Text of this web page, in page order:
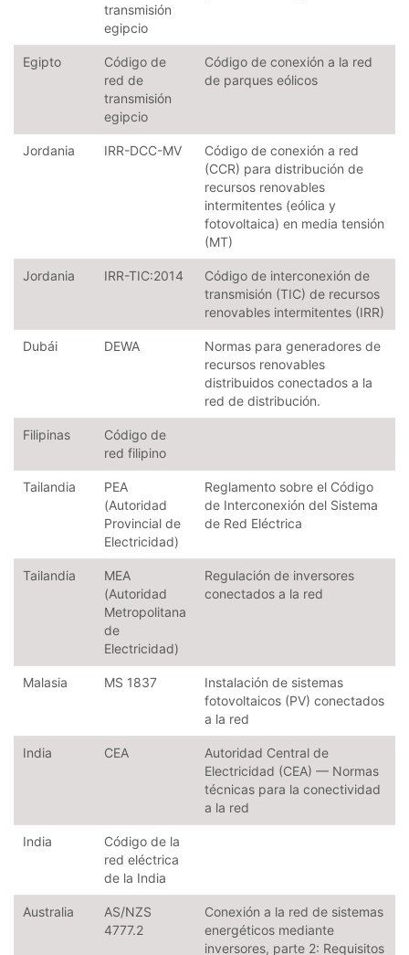
transmisión
egipcio
Egipto
Código de
red de
transmisión
egipcio
Código de conexión a la red
de parques eólicos
Jordania IRR-DCC-MV
Código de conexión a red
(CCR) para distribución de
recursos renovables
intermitentes (eólica y
fotovoltaica) en media tensión
(MT)
Jordania IRR-TIC:2014
Código de interconexión de
transmisión (TIC) de recursos
renovables intermitentes (IRR)
Dubái DEWA
Normas para generadores de
recursos renovables
distribuidos conectados a la
red de distribución.
Filipinas
Código de
red filipino
Tailandia
PEA
(Autoridad
Provincial de
Electricidad)
Reglamento sobre el Código
de Interconexión del Sistema
de Red Eléctrica
Tailandia
MEA
(Autoridad
Metropolitana
de
Electricidad)
Regulación de inversores
conectados a la red
Malasia MS 1837
Instalación de sistemas
fotovoltaicos (PV) conectados
a la red
India CEA
Autoridad Central de
Electricidad (CEA) — Normas
técnicas para la conectividad
a la red
India
Código de la
red eléctrica
de la India
Australia
AS/NZS
4777.2
Conexión a la red de sistemas
energéticos mediante
inversores, parte 2: Requisitos